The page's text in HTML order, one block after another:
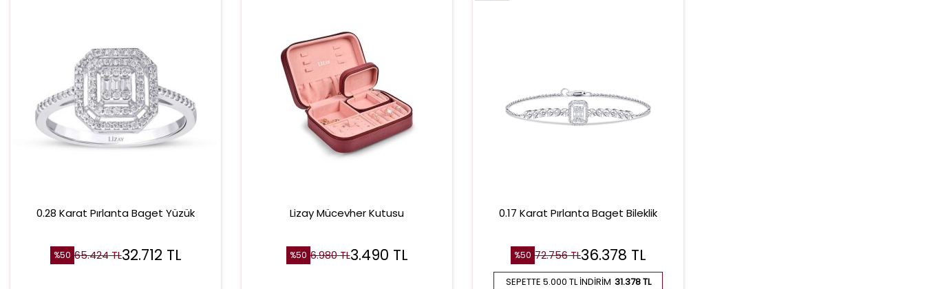
0.28 Karat Pırlanta Baget Yüzük
%50 65.424TL32.712 TL
Lizay Mücevher Kutusu
%50 6.980TL3.490 TL
0.17 Karat Pırlanta Baget Bileklik
%50 72.756TL36.378 TL
SEPETTE 5.000 TL İNDIRIM 31.378 TL